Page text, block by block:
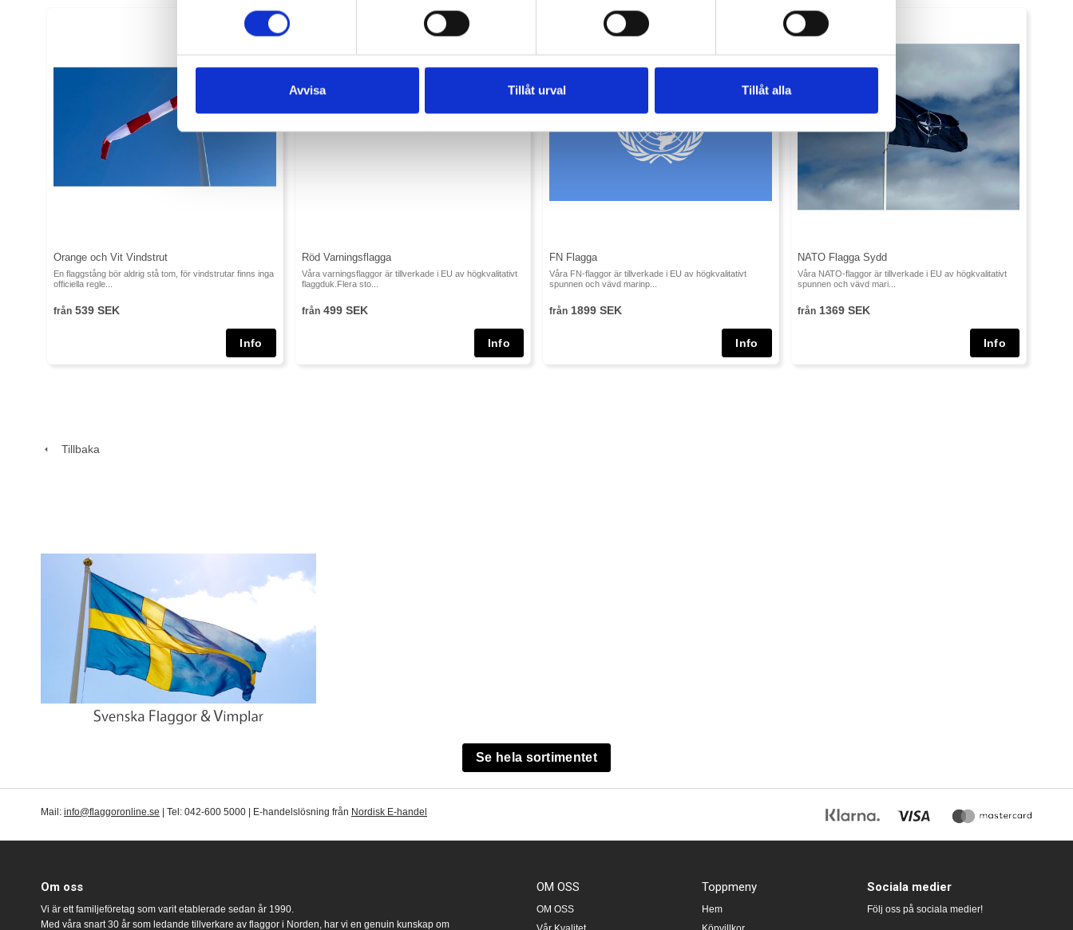
Avvisa Tillåt urval Tillåt alla
Orange och Vit Vindstrut
En flaggstång bör aldrig stå tom, för vindstrutar finns inga
officiella regle...
från 539 SEK
Röd Varningsflagga
Våra varningsflaggor är tillverkade i EU av högkvalitativt
flaggduk.Flera sto...
från499 SEK
FN Flagga
Våra FN-flaggor är tillverkade i EU av högkvalitativt
spunnen och vävd marinp...
från 1899 SEK
NATO Flagga Sydd
Våra NATO-flaggor är tillverkade i EU av högkvalitativt
spunnen och vävd mari...
från1369 SEK
Tillbaka
Se hela sortimentet
Mail: info@flaggoronline.se | Tel: 042-600 5000 | E-handelslösning från Nordisk E-handel
Om oss
Vi är ett familjeföretag som varit etablerade sedan år 1990.
Med våra snart 30 år som ledande tillverkare av flaggor i Norden, har vi en genuin kunskap om
OM OSS
OM OSS
Toppmeny
Hem
Sociala medier
Följ oss på sociala medier!